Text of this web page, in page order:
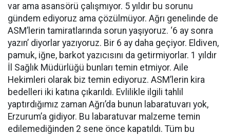
var ama asansörü çalışmıyor. 5 yıldır bu sorunu
gündem ediyoruz ama çözülmüyor. Ağrı genelinde de
ASM’lerin tamiratlarında sorun yaşıyoruz. ‘6 ay sonra
yazın’ diyorlar yazıyoruz. Bir 6 ay daha geçiyor. Eldiven,
pamuk, iğne, barkot yazıcısını da getirmiyorlar. 1 yıldır
İl Sağlık Müdürlüğü bunları temin etmiyor. Aile
Hekimleri olarak biz temin ediyoruz. ASM’lerin kira
bedelleri iki katına çıkarıldı. Evlilikle ilgili tahlil
yaptırdığımız zaman Ağrı’da bunun labaratuvarı yok,
Erzurum’a gidiyor. Bu labaratuvar malzeme temin
edilemediğinden 2 sene önce kapatıldı. Tüm bu